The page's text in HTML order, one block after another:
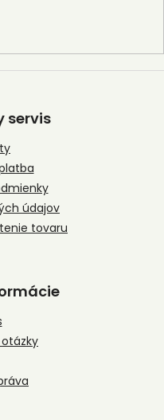
servis
údajov
tovaru